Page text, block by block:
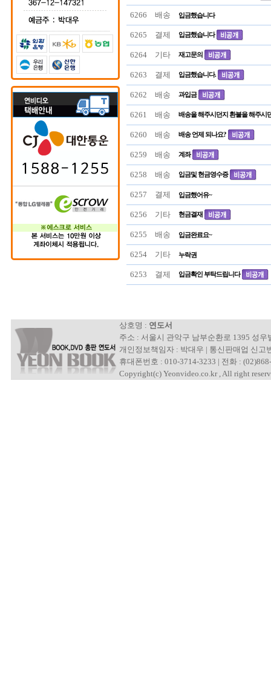
6266 배송 입금했습니다
6265 결제 입금했습니다
6264 기타 재고문의
6263 결제 입금했습니다.
6262 배송 과입금
6261 배송 배송을 해주시던지 환불을 해주시
6260 배송 배송 언제 되나요?
6259 배송 계좌
6258 배송 입금및 현금영수증
6257 결제 입금했어유~
6256 기타 현금결재
6255 배송 입금완료요~
6254 기타 누락권
6253 결제 입금확인 부탁드립니다
상호명 : 연도서
주소 : 서울시 관악구 남부순환로 1395 성우
개인정보책임자 : 박대우 | 통신판매업 신고
휴대폰번호 : 010-3714-3233 | 전화 :
Copyright(c) Yeonvideo.co.kr , All right